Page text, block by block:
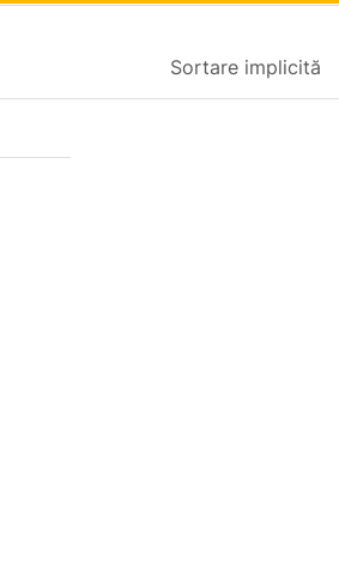
Sortare implicită